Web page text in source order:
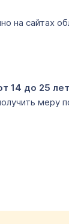
на сайтах
14 до 25 лет